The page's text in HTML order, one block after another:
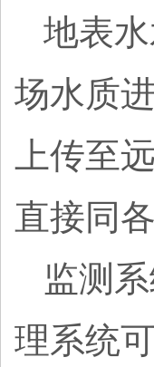
地表
场水质
上传至
直接同
监测
理系统